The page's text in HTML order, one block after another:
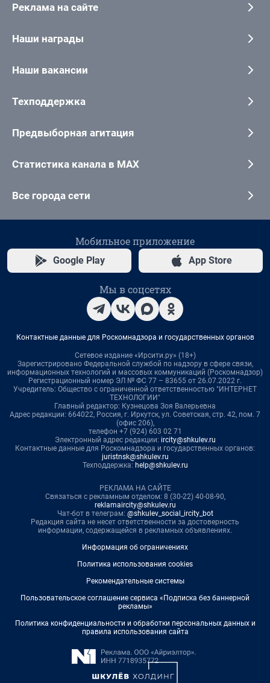
Реклама на сайте
Наши награды
Наши вакансии
Техподдержка
Предвыборная агитация
Статистика канала в MAX
Все города сети
Мобильное приложение
Google Play App Store
Мы в соцсетях
Контактные данные для Роскомнадзора и государственных органов
Сетевое издание «Ирсити.ру» (18+)
Зарегистрировано Федеральной службой по надзору в сфере связи,
информационных технологий и массовых коммуникаций (Роскомнадзор)
Регистрационный номер ЭЛ № ФС 77 – 83655 от 26.07.2022 г.
Учредитель: Общество с ограниченной ответственностью "ИНТЕРНЕТ
ТЕХНОЛОГИИ"
Главный редактор: Кузнецова Зоя Валерьевна
Адрес редакции: 664022, Россия, г. Иркутск, ул. Советская, стр. 42, пом. 7
(офис 206),
телефон +7 (924) 603 02 71
Электронный адрес редакции: ircity@shkulev.ru
Контактные данные для Роскомнадзора и государственных органов:
juristnsk@shkulev.ru
Техподдержка: help@shkulev.ru
РЕКЛАМА НА САЙТЕ
Связаться с рекламным отделом: 8 (30-22) 40-08-90,
reklamaircity@shkulev.ru
Чат-бот в телеграм: @shkulev_social_ircity_bot
Редакция сайта не несет ответственности за достоверность
информации, содержащейся в рекламных объявлениях.
Информация об ограничениях
Политика использования cookies
Рекомендательные системы
Пользовательское соглашение сервиса «Подписка без баннерной
рекламы»
Политика конфиденциальности и обработки персональных данных и
правила использования сайта